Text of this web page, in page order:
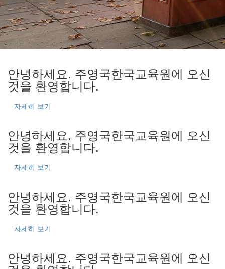
안녕하세요. 주영국한국교육원에 오신
것을 환영합니다.
자세히 보기
안녕하세요. 주영국한국교육원에 오신
것을 환영합니다.
자세히 보기
안녕하세요. 주영국한국교육원에 오신
것을 환영합니다.
자세히 보기
안녕하세요. 주영국한국교육원에 오신